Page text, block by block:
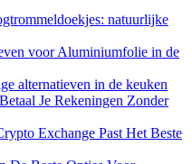
natuurlijke
voor Aluminiumfolie in de
alternatieven in de keuken
Je Rekeningen Zonder
Exchange Past Het Beste